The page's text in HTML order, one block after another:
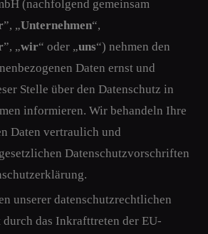
(nachfolgend gemeinsam
”, „Unternehmen“,
”, „wir“ oder „uns“) nehmen den
Daten ernst und
Stelle über den Datenschutz in
informieren. Wir behandeln Ihre
Daten vertraulich und
Datenschutzvorschriften
unserer datenschutzrechtlichen
das Inkrafttreten der EU-